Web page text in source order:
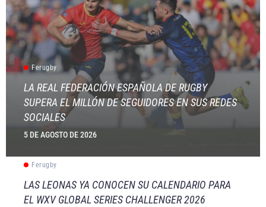
Ferugby
LA REAL FEDERACIÓN ESPAÑOLA DE RUGBY
SUPERA EL MILLÓN DE SEGUIDORES EN SUS REDES
SOCIALES
5 DE AGOSTO DE 2026
Ferugby
LAS LEONAS YA CONOCEN SU CALENDARIO PARA
EL WXV GLOBAL SERIES CHALLENGER 2026